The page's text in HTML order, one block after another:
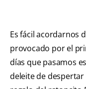
Es fácil acordarnos
provocado por el
días que pasamos
deleite de